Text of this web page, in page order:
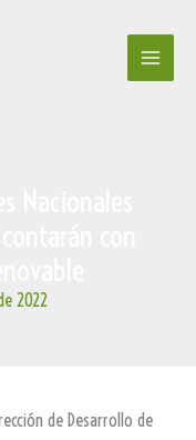
2022
de Desarrollo de